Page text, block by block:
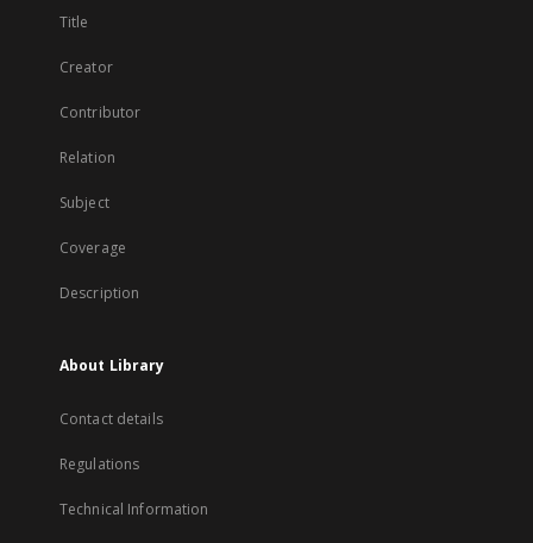
Title
Creator
Contributor
Relation
Subject
Coverage
Description
About Library
Contact details
Regulations
Technical Information